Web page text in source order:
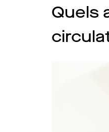
Quels